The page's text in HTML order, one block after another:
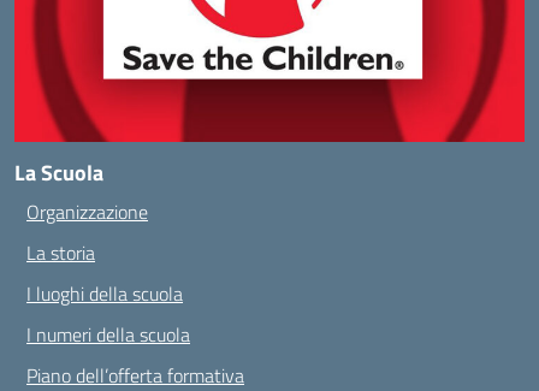
La Scuola
Organizzazione
La storia
I luoghi della scuola
I numeri della scuola
Piano dell’offerta formativa